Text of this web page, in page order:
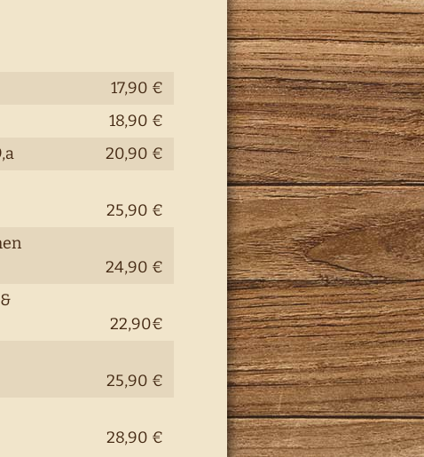
17,90 €
18,90 €
20,90 €
25,90 €
24,90 €
22,90€
25,90 €
28,90 €